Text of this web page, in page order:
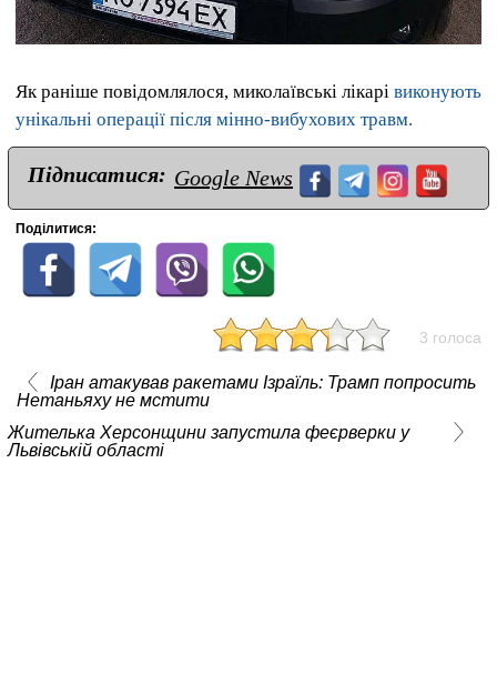
Як раніше повідомлялося, миколаївські лікарі виконують
унікальні операції після мінно-вибухових травм.
Підписатися: Google News
Поділитися:
3 голоса
Іран атакував ракетами Ізраїль: Трамп попросить
Нетаньяху не мстити
Жителька Херсонщини запустила феєрверки у
Львівській області